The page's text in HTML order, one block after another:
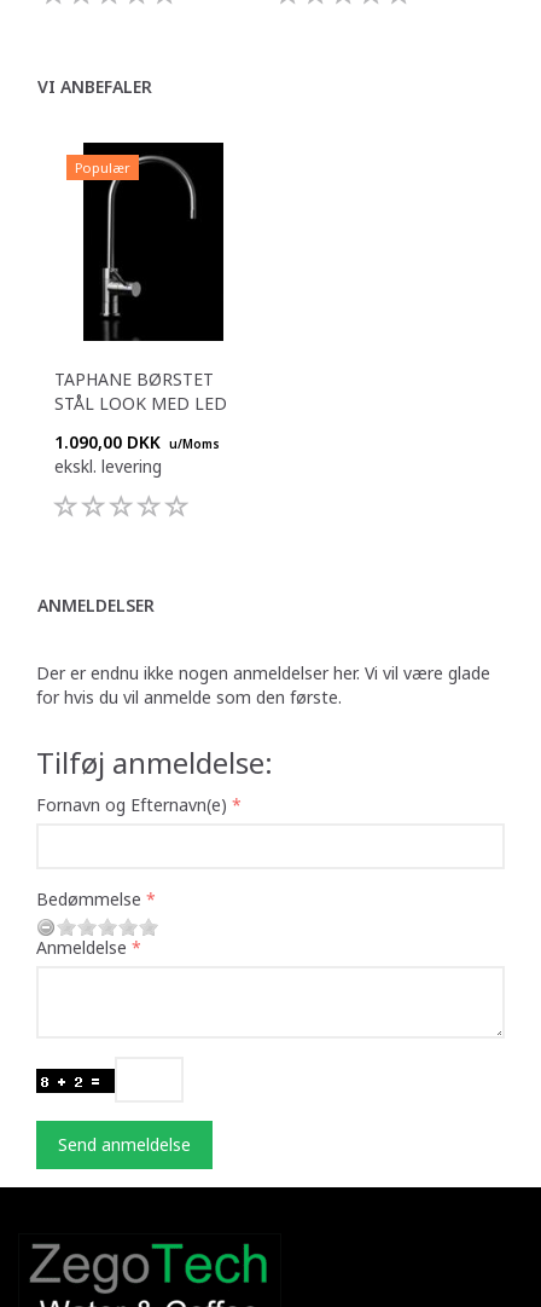
VI ANBEFALER
Populær
TAPHANE BØRSTET
STÅL LOOK MED LED
1.090,00 DKK u/Moms
ekskl. levering
ANMELDELSER
Der er endnu ikke nogen anmeldelser her. Vi vil være glade
for hvis du vil anmelde som den første.
Tilføj anmeldelse:
Fornavn og Efternavn(e)
Bedømmelse
Anmeldelse
Send anmeldelse